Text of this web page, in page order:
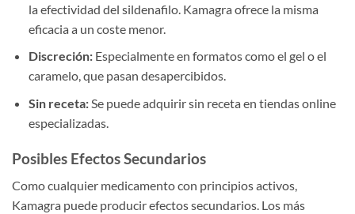
la efectividad del sildenafilo. Kamagra ofrece la misma
eficacia a un coste menor.
Discreción:Especialmente en formatos como el gel o el
caramelo, que pasan desapercibidos.
Sin receta:Se puede adquirir sin receta en tiendas online
especializadas.
Posibles Efectos Secundarios
Como cualquier medicamento con principios activos,
Kamagra puede producir efectos secundarios. Los más